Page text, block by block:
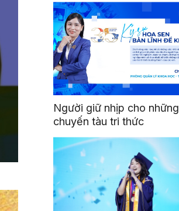
Người giữ nhịp cho những
chuyến tàu tri thức